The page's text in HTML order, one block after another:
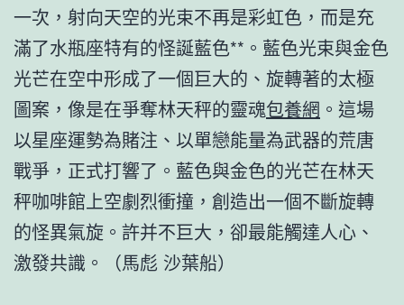
一次，射向天空的光束不再是彩虹色，而是充
滿了水瓶座特有的怪誕藍色**。藍色光束與金色
光芒在空中形成了一個巨大的、旋轉著的太極
圖案，像是在爭奪林天秤的靈魂包養網 。這場
以星座運勢為賭注、以單戀能量為武器的荒唐
戰爭，正式打響了。藍色與金色的光芒在林天
秤咖啡館上空劇烈衝撞，創造出一個不斷旋轉
的怪異氣旋。許并不巨大，卻最能觸達人心、
激發共識。
（馬彪 沙葉船）